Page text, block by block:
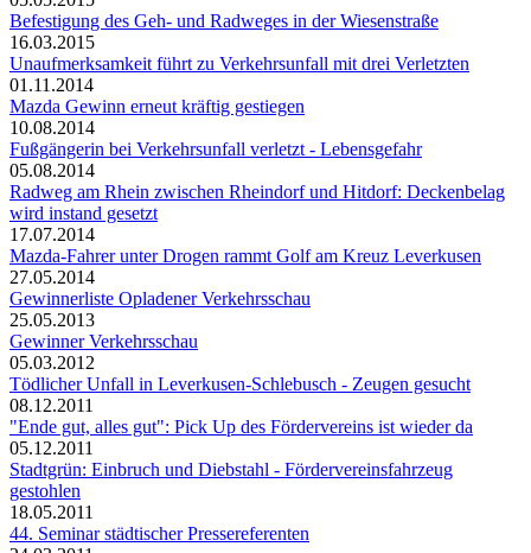
Befestigung des Geh- und Radweges in der Wiesenstraße
16.03.2015
Unaufmerksamkeit führt zu Verkehrsunfall mit drei Verletzten
01.11.2014
Mazda Gewinn erneut kräftig gestiegen
10.08.2014
Fußgängerin bei Verkehrsunfall verletzt - Lebensgefahr
05.08.2014
Radweg am Rhein zwischen Rheindorf und Hitdorf: Deckenbelag
wird instand gesetzt
17.07.2014
Mazda-Fahrer unter Drogen rammt Golf am Kreuz Leverkusen
27.05.2014
Gewinnerliste Opladener Verkehrsschau
25.05.2013
Gewinner Verkehrsschau
05.03.2012
Tödlicher Unfall in Leverkusen-Schlebusch - Zeugen gesucht
08.12.2011
"Ende gut, alles gut": Pick Up des Fördervereins ist wieder da
05.12.2011
Stadtgrün: Einbruch und Diebstahl - Fördervereinsfahrzeug
gestohlen
18.05.2011
44. Seminar städtischer Pressereferenten